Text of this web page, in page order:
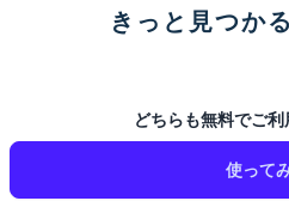
きっと見つかる
どちらも無料でご
使って